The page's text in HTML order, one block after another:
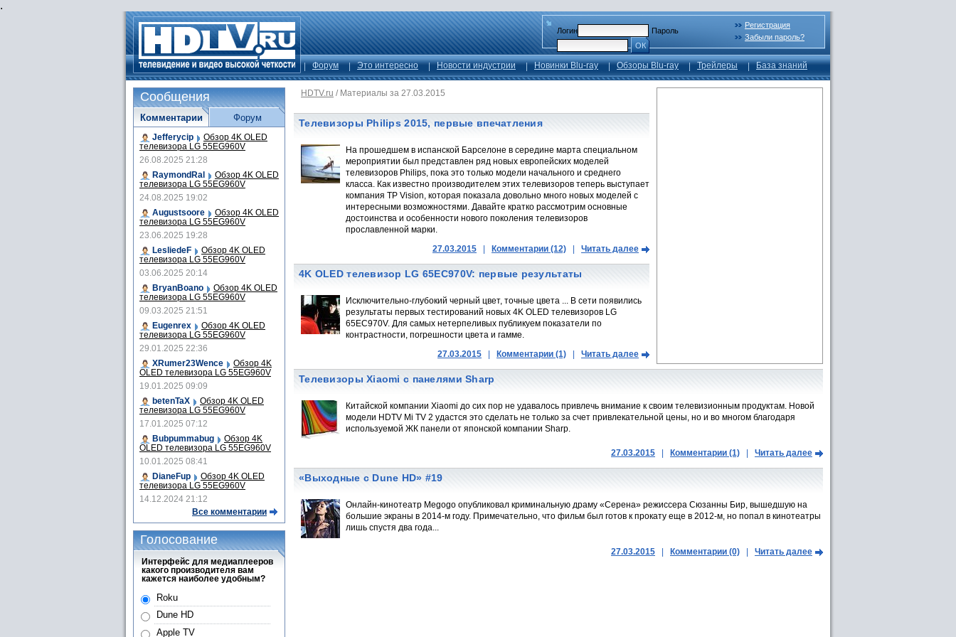
.
Логин
Пароль
ОК
Регистрация
Забыли пароль?
Форум Это интересно Новости индустрии Новинки Blu-ray Обзоры Blu-ray Трейлеры База знаний
HDTV.ru / Материалы за 27.03.2015
Телевизоры Philips 2015, первые впечатления
На прошедшем в испанской Барселоне в середине марта специальном
мероприятии был представлен ряд новых европейских моделей
телевизоров Philips, пока это только модели начального и среднего
класса. Как известно производителем этих телевизоров теперь выступает
компания TP Vision, которая показала довольно много новых моделей с
интересными возможностями. Давайте кратко рассмотрим основные
достоинства и особенности нового поколения телевизоров
прославленной марки.
27.03.2015
Комментарии (12) Читать далее
4K OLED телевизор LG 65EC970V: первые результаты
Исключительно-глубокий черный цвет, точные цвета ... В сети появились
результаты первых тестирований новых 4K OLED телевизоров LG
65EC970V. Для самых нетерпеливых публикуем показатели по
контрастности, погрешности цвета и гамме.
27.03.2015
Комментарии (1) Читать далее
Телевизоры Xiaomi с панелями Sharp
Китайской компании Xiaomi до сих пор не удавалось привлечь внимание к своим телевизионным продуктам. Новой
модели HDTV Mi TV 2 удастся это сделать не только за счет привлекательной цены, но и во многом благодаря
используемой ЖК панели от японской компании Sharp.
27.03.2015 Комментарии (1) Читать далее
«Выходные с Dune HD» #19
Онлайн-кинотеатр Megogo опубликовал криминальную драму «Серена» режиссера Сюзанны Бир, вышедшую на
большие экраны в 2014-м году. Примечательно, что фильм был готов к прокату еще в 2012-м, но попал в кинотеатры
лишь спустя два года...
27.03.2015 Комментарии (0) Читать далее
Сообщения
Комментарии
Jefferycip Обзор 4K OLED
телевизора LG 55EG960V
26.08.2025 21:28
RaymondRal
Обзор 4K OLED
телевизора LG 55EG960V
24.08.2025 19:02
Augustsoore
Обзор 4K OLED
телевизора LG 55EG960V
23.06.2025 19:28
LesliedeF
Обзор 4K OLED
телевизора LG 55EG960V
03.06.2025 20:14
BryanBoano
Обзор 4K OLED
телевизора LG 55EG960V
09.03.2025 21:51
Eugenrex
Обзор 4K OLED
телевизора LG 55EG960V
29.01.2025 22:36
XRumer23Wence
Обзор 4K
OLED телевизора LG 55EG960V
19.01.2025 09:09
betenTaX
Обзор 4K OLED
телевизора LG 55EG960V
17.01.2025 07:12
Bubpummabug
Обзор 4K
OLED телевизора LG 55EG960V
10.01.2025 08:41
DianeFup
Обзор 4K OLED
телевизора LG 55EG960V
14.12.2024 21:12
Все комментарии
Форум
Голосование
Интерфейс для медиаплееров
какого производителя вам
кажется наиболее удобным?
Roku
Dune HD
Apple TV